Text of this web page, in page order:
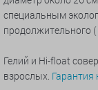
специальным
продолжительного (
Гелий и Hi-float
взрослых. Гарантия